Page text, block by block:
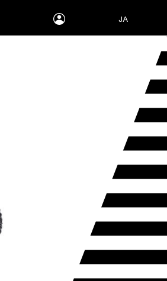
myLEWITT
Account
JA